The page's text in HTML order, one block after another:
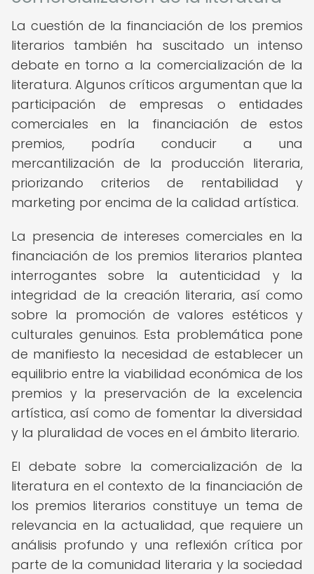
La cuestión de la financiación de los premios
literarios también ha suscitado un intenso
debate en torno a la comercialización de la
literatura. Algunos críticos argumentan que la
participación de empresas o entidades
comerciales en la financiación de estos
premios, podría conducir a una
mercantilización de la producción literaria,
priorizando criterios de rentabilidad y
marketing por encima de la calidad artística.
La presencia de intereses comerciales en la
financiación de los premios literarios plantea
interrogantes sobre la autenticidad y la
integridad de la creación literaria, así como
sobre la promoción de valores estéticos y
culturales genuinos. Esta problemática pone
de manifiesto la necesidad de establecer un
equilibrio entre la viabilidad económica de los
premios y la preservación de la excelencia
artística, así como de fomentar la diversidad
y la pluralidad de voces en el ámbito literario.
El debate sobre la comercialización de la
literatura en el contexto de la financiación de
los premios literarios constituye un tema de
relevancia en la actualidad, que requiere un
análisis profundo y una reflexión crítica por
parte de la comunidad literaria y la sociedad